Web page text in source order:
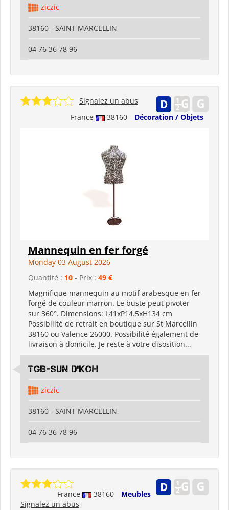
ziczic
38160 - SAINT MARCELLIN
04 76 36 78 96
France 38160 Décoration / Objets
Signalez un abus
Mannequin en fer forgé
Monday 03 August 2026
Quantité : 10 - Prix : 49 €
Magnifique mannequin au motif arabesque en fer
forgé de couleur marron. Le buste peut pivoter
sur 360°. Dimensions: L41xP14.5xH134 cm
Possibilité de retrait en boutique sur St Marcellin
38160 ou Valence 26000. Possibilité également de
livraison à domicile. Je reste à votre disosition...
TGB-SUN D'KOH
ziczic
38160 - SAINT MARCELLIN
04 76 36 78 96
France 38160
Meubles
Signalez un abus